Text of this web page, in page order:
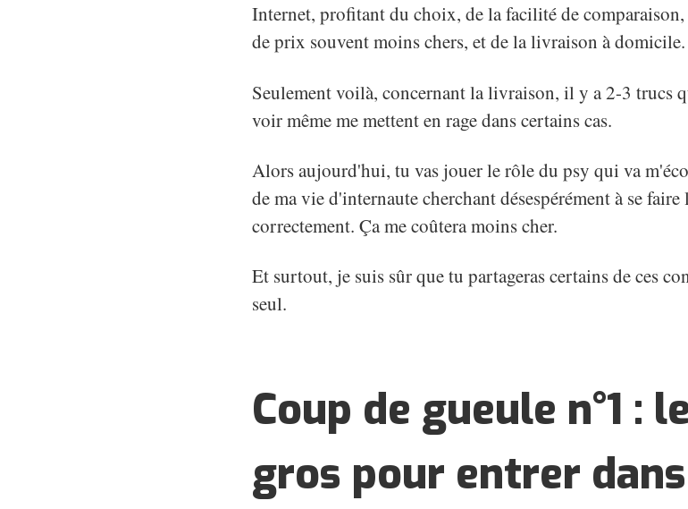
Internet, profitant du choix, de la facilité de
de prix souvent moins chers, et de la livraison à domicile.
Seulement voilà, concernant la livraison, il y a 2-3 trucs
voir même me mettent en rage dans certains cas.
Alors aujourd'hui, tu vas jouer le rôle du psy qui va
de ma vie d'internaute cherchant désespérément à se
correctement. Ça me coûtera moins cher.
Et surtout, je suis sûr que tu partageras certains de ces
seul.
Coup de gueule n°1 :
gros pour entrer